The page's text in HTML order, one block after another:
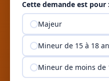
Cette demande est pour :
Majeur
Mineur de 15 à 18
Mineur de moins de